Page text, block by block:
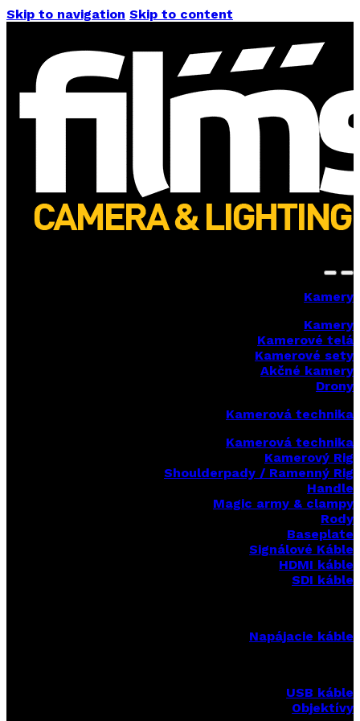
Skip to navigation Skip to content
Kamery
Kamery
Kamerové telá
Kamerové sety
Akčné kamery
Drony
Kamerová technika
Kamerová technika
Kamerový Rig
Shoulderpady / Ramenný Rig
Handle
Magic army & clampy
Rody
Baseplate
Signálové Káble
HDMI káble
SDI káble
Napájacie káble
USB káble
Objektívy